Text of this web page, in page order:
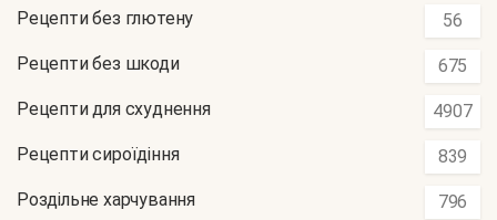
Рецепти без глютену 56
Рецепти без шкоди 675
Рецепти для схуднення 4907
Рецепти сироїдіння 839
Роздільне харчування 796